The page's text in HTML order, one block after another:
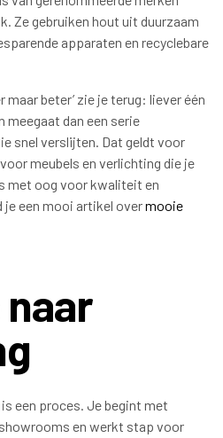
Ze gebruiken hout uit duurzaam
apparaten en recyclebare
maar beter’ zie je terug: liever één
meegaat dan een serie
snel verslijten. Dat geldt voor
meubels en verlichting die je
met oog voor kwaliteit en
je een mooi artikel overmooie
naar
een proces. Je begint met
en werkt stap voor